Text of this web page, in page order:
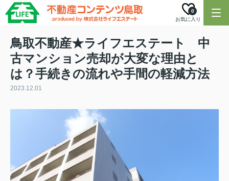
お気に入り
0
鳥取不動産★ライフエステート 中
古マンション売却が大変な理由と
は？手続きの流れや手間の軽減方法
2023.12.01